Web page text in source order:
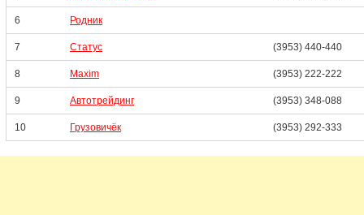
6 Родник
7 Статус (3953) 440-440
8 Maxim (3953) 222-222
9 Автотрейдинг (3953) 348-088
10 Грузовичёк (3953) 292-333